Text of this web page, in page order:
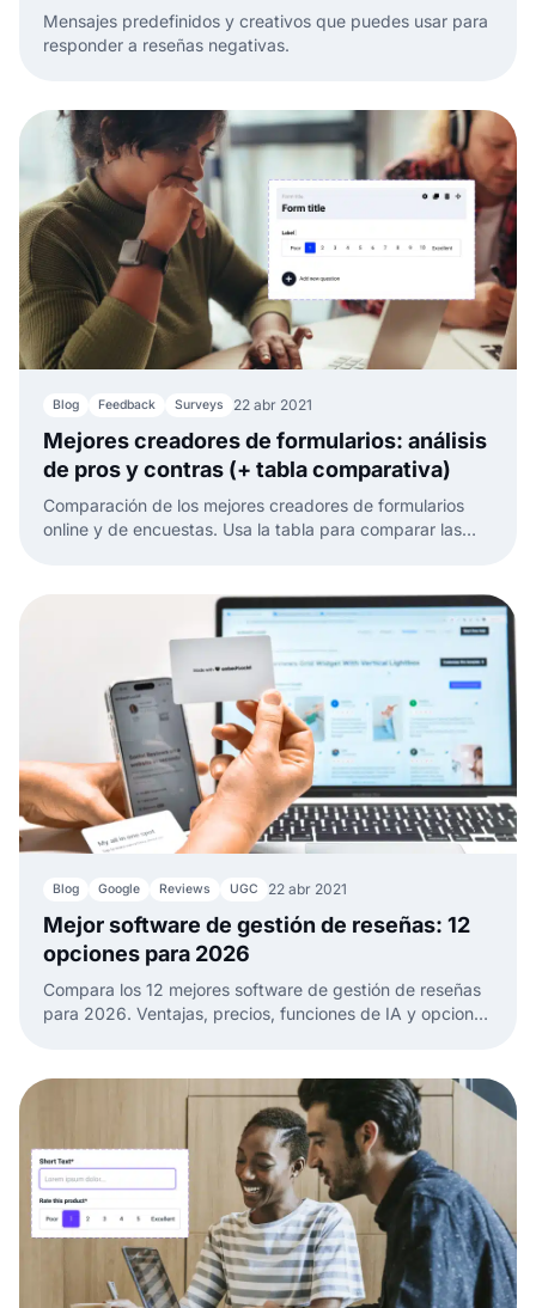
Mensajes predefinidos y creativos que puedes usar para
responder a reseñas negativas.
Blog Feedback Surveys 22 abr 2021
Mejores creadores de formularios: análisis
de pros y contras (+ tabla comparativa)
Comparación de los mejores creadores de formularios
online y de encuestas. Usa la tabla para comparar las
Blog Google Reviews UGC 22 abr 2021
Mejor software de gestión de reseñas: 12
opciones para 2026
Compara los 12 mejores software de gestión de reseñas
para 2026. Ventajas, precios, funciones de IA y opciones